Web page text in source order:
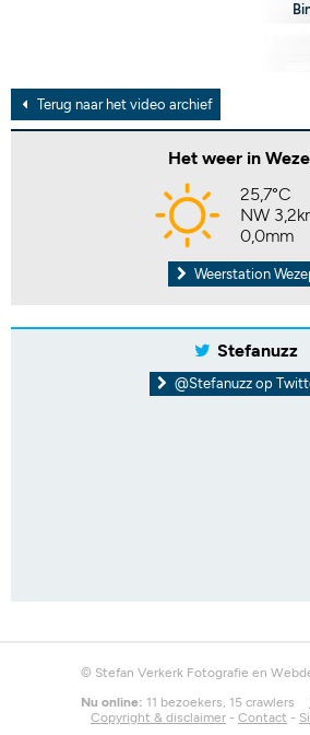
Terug naar het video archief
Het weer in
25,7°C
NW
0,0mm
Weerstation
Stefanuzz
@Stefanuzz op
© Stefan Verkerk Fotografie en
Nu online: 11 bezoekers, 15 crawlers
Copyright & disclaimer - Contact -